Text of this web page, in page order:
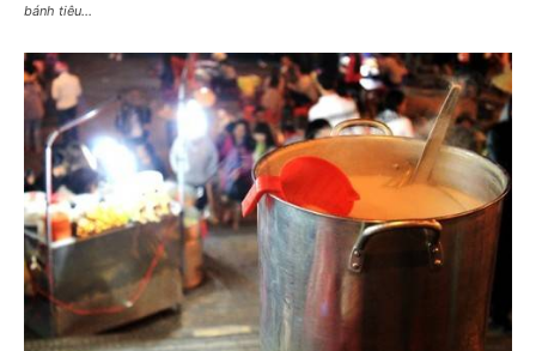
bánh tiêu…